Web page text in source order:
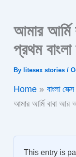
আমার
প্রথম
By litesex stories /
Home
বাংলা
আমার আর্মি বাবা আর
This entry is